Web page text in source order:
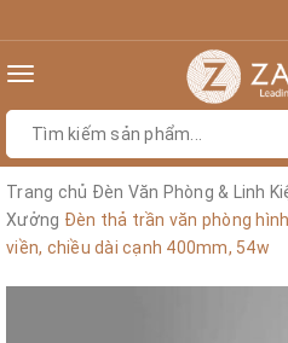
Toggle
Trang chủ Đèn Văn Phòng & Linh
Xưởng Đèn thả trần văn phòng
viền, chiều dài cạnh 400mm, 54w